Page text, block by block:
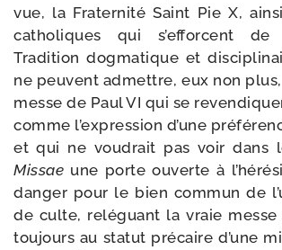
vue, la Fraternité Saint Pie X,
catho­liques qui s’efforcent
Tradition dog­ma­tique et
ne peuvent admettre, eux non
messe de Paul VI qui se
comme l’expression d’une
et qui ne vou­drait pas voir dans
Missae une porte ouverte à
dan­ger pour le bien com­mun de
de culte, relé­guant la vraie
tou­jours au sta­tut pré­caire d’une